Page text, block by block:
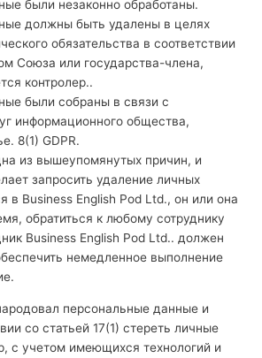
были незаконно обработаны.
должны быть удалены в целях
обязательства в соответствии
Союза или государства-члена,
контролер..
были собраны в связи с
информационного общества,
8(1) GDPR.
из вышеупомянутых причин, и
запросить удаление личных
в Business English Pod Ltd., он или она
обратиться к любому сотруднику
Business English Pod Ltd.. должен
немедленное выполнение
персональные данные и
со статьей 17(1) стереть личные
с учетом имеющихся технологий и